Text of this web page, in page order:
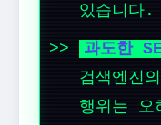
있습니다.
과도한
검색엔진
행위는 오